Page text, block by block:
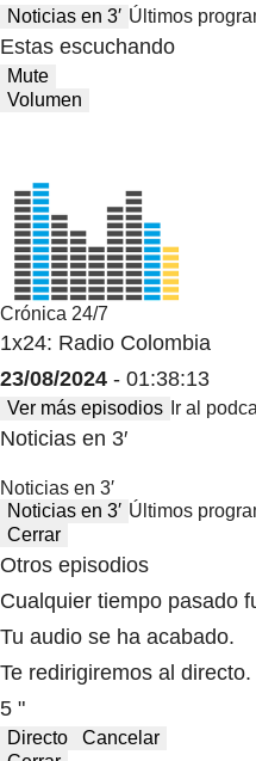
Noticias en 3′ Últimos
Estas escuchando
Mute
Volumen
Crónica 24/7
1x24: Radio Colombia
23/08/2024 - 01:38:13
Ver más episodios Ir al
Noticias en 3′
Noticias en 3′
Noticias en 3′ Últimos
Cerrar
Otros episodios
Cualquier tiempo pasado
Tu audio se ha acabado.
Te redirigiremos al directo.
5 "
Directo
Cancelar